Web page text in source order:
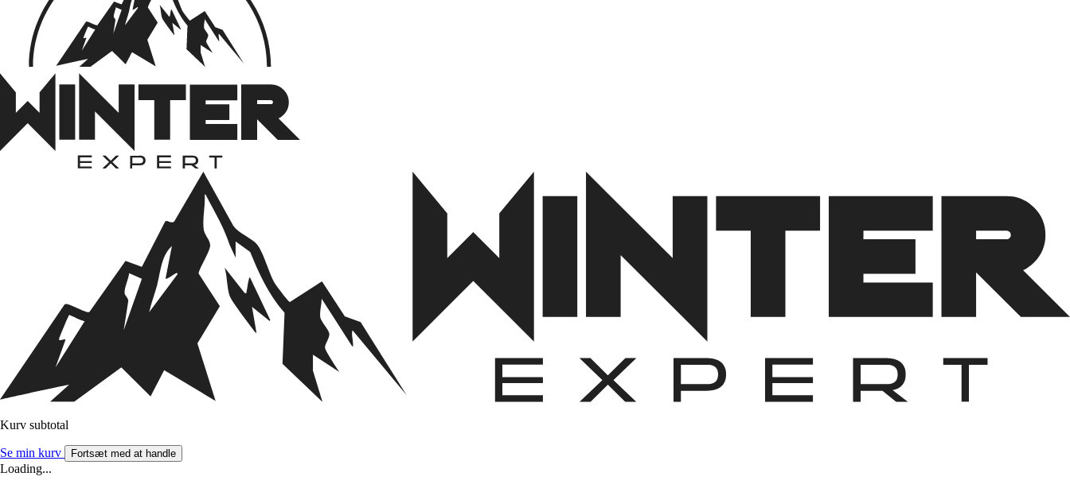
Kurv subtotal
Se min kurv Fortsæt med at handle
Loading...